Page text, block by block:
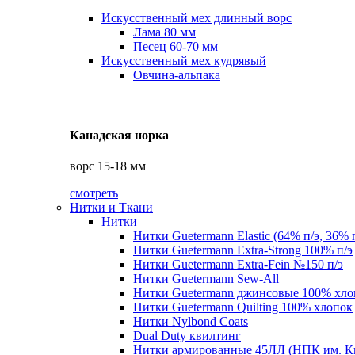
Искусственный мех длинный ворс
Лама 80 мм
Песец 60-70 мм
Искусственный мех кудрявый
Овчина-альпака
Канадская норка
ворс 15-18 мм
смотреть
Нитки и Ткани
Нитки
Нитки Guetermann Elastic (64% п/э, 36%
Нитки Guetermann Extra-Strong 100% п/э
Нитки Guetermann Extra-Fein №150 п/э
Нитки Guetermann Sew-All
Нитки Guetermann джинсовые 100%
Нитки Guetermann Quilting 100% хлопок
Нитки Nylbond Coats
Dual Duty квилтинг
Нитки армированные 45ЛЛ (НПК им.